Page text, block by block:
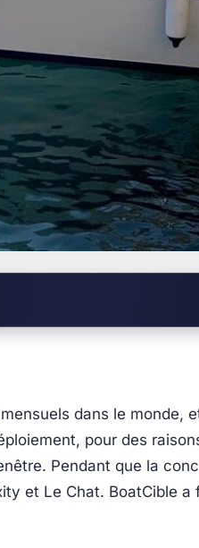
dans le monde,
pour des
Pendant que la
et Le Chat. BoatCible